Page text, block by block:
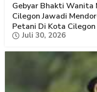
Gebyar Bhakti Wanita
Cilegon Jawadi
Petani Di Kota Cilegon
Juli 30, 2026